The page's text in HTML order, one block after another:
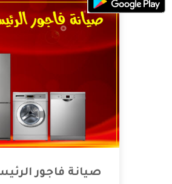
صيانة فاجور